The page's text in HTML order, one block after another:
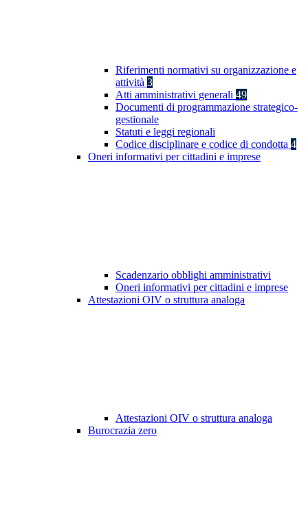
Riferimenti normativi su organizzazione e
attività 3
Atti amministrativi generali 49
Documenti di programmazione strategico-
gestionale
Statuti e leggi regionali
Codice disciplinare e codice di condotta 4
Oneri informativi per cittadini e imprese
Scadenzario obblighi amministrativi
Oneri informativi per cittadini e imprese
Attestazioni OIV o struttura analoga
Attestazioni OIV o struttura analoga
Burocrazia zero